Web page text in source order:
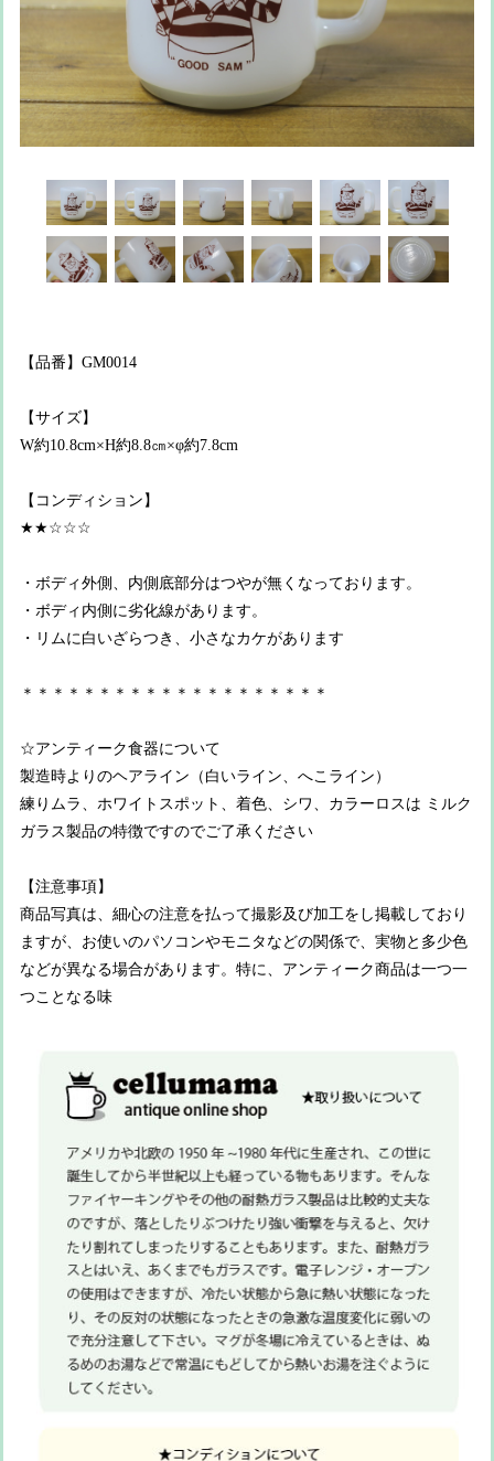
【品番】GM0014
【サイズ】
W約10.8cm×H約8.8㎝×φ約7.8cm
【コンディション】
★★☆☆☆
・ボディ外側、内側底部分はつやが無くなっております。
・ボディ内側に劣化線があります。
・リムに白いざらつき、小さなカケがあります
＊＊＊＊＊＊＊＊＊＊＊＊＊＊＊＊＊＊＊＊
☆アンティーク食器について
製造時よりのヘアライン（白いライン、へこライン）
練りムラ、ホワイトスポット、着色、シワ、カラーロスは ミルク
ガラス製品の特徴ですのでご了承ください
【注意事項】
商品写真は、細心の注意を払って撮影及び加工をし掲載しており
ますが、お使いのパソコンやモニタなどの関係で、実物と多少色
などが異なる場合があります。特に、アンティーク商品は一つ一
つことなる味